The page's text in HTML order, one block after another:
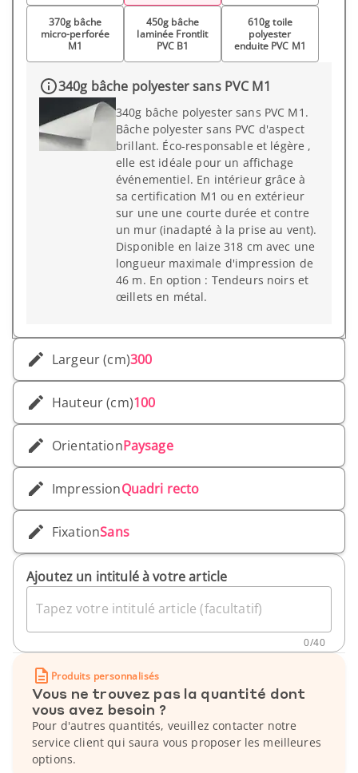
370g bâche
micro-perforée
M1
450g bâche
laminée Frontlit
PVC B1
610g toile
polyester
enduite PVC M1
340g bâche polyester sans PVC M1
340g bâche polyester sans PVC M1.
Bâche polyester sans PVC d'aspect
brillant. Éco-responsable et légère ,
elle est idéale pour un affichage
événementiel. En intérieur grâce à
sa certification M1 ou en extérieur
sur une une courte durée et contre
un mur (inadapté à la prise au vent).
Disponible en laize 318 cm avec une
longueur maximale d'impression de
46 m. En option : Tendeurs noirs et
œillets en métal.
Largeur (cm)300
Hauteur (cm)100
OrientationPaysage
ImpressionQuadri recto
FixationSans
Ajoutez un intitulé à votre article
Tapez votre intitulé article (facultatif)
0/40
Produits personnalisés
Vous ne trouvez pas la quantité dont
vous avez besoin ?
Pour d'autres quantités, veuillez contacter notre
service client qui saura vous proposer les meilleures
options.